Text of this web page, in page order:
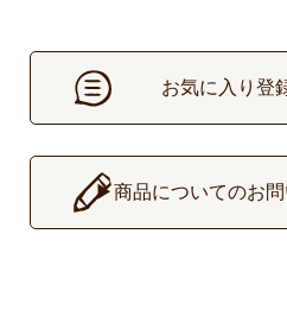
お気に入り登
▶商品についてのお